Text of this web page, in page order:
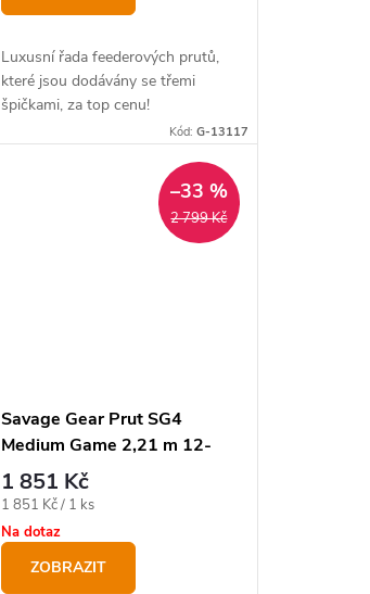
Luxusní řada feederových prutů,
které jsou dodávány se třemi
špičkami, za top cenu!
Kód: G-13117
2 799 Kč
–33 %
Savage Gear Prut SG4
Medium Game 2,21 m 12-
35 g
1 851 Kč
Měrná
cena:
1 851 Kč / 1 ks
Na dotaz
ZOBRAZIT